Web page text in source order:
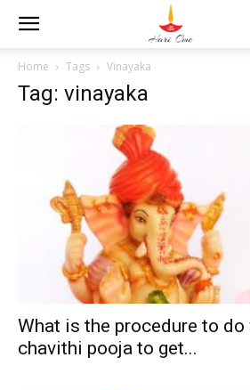
Home Tags Vinayaka
Tag: vinayaka
What is the procedure to do
chavithi pooja to get...